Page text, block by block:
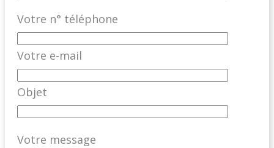
Votre n° téléphone
Votre e-mail
Objet
Votre message